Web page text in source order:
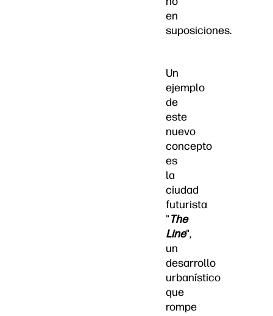
en
suposiciones.
Un
ejemplo
de
este
nuevo
concepto
es
la
ciudad
futurista
"The
Line",
un
desarrollo
urbanístico
que
rompe